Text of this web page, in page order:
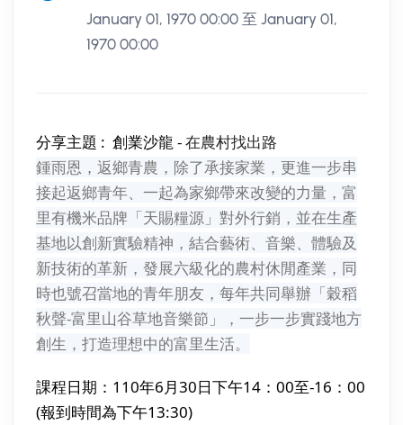
January 01, 1970 00:00 至 January 01,
1970 00:00
分享主題 : 創業沙龍 -在農村找出路
鍾雨恩，返鄉青農，除了承接家業，更進一步串
接起返鄉青年、一起為家鄉帶來改變的力量，富
里有機米品牌「天賜糧源」對外行銷，並在生產
基地以創新實驗精神，結合藝術、音樂、體驗及
新技術的革新，發展六級化的農村休閒產業，同
時也號召當地的青年朋友，每年共同舉辦「穀稻
秋聲-富里山谷草地音樂節」，一步一步實踐地方
創生，打造理想中的富里生活。
課程日期：110年6月30日下午14：00至-16：00
(報到時間為下午13:30)